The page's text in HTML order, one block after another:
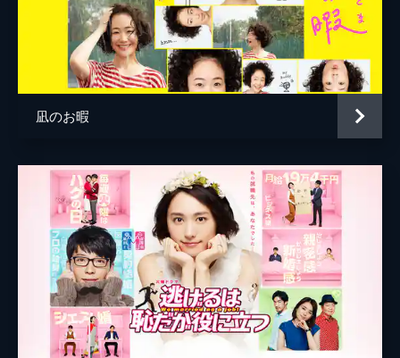
の失踪した夫・幹生（宮藤官九郎）と知り合
う。また、鏡子（もたいまさこ）に問い詰め
られた真紀は夫婦の過去を告白する。
すずめ（満島ひかり）が縛られていた理由、
（宮藤官九郎）夫婦の選んだ結末とは！？
第８話 最後で最大の嘘つきは誰だ!?
真紀（松たか子）が離婚し、４人での生活
は、より和やかに。そんな中、すずめ（満島
ひかり）は、真紀と司（松田龍平）を近付け
るために諭高（高橋一生）に協力を求める。
45分
第９話 なりすました女、衝撃の告白!!カル
凪のお暇